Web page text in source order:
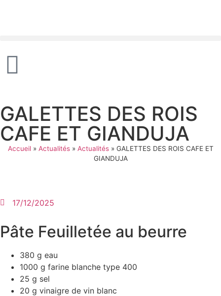
GALETTES DES ROIS
CAFE ET GIANDUJA
Accueil» Actualités» Actualités» GALETTES DES ROIS CAFE ET
GIANDUJA
17/12/2025
Pâte Feuilletée au beurre
380 g eau
1000 g farine blanche type 400
25 g sel
20 g vinaigre de vin blanc